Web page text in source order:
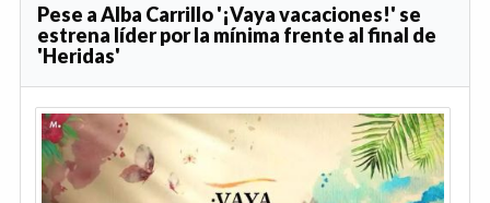
Pese a Alba Carrillo '¡Vaya vacaciones!' se
estrena líder por la mínima frente al final de
'Heridas'